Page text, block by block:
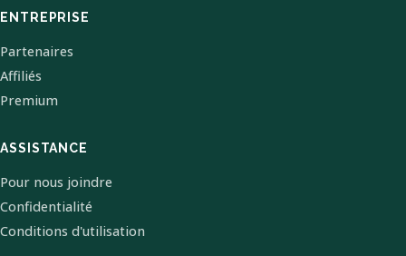
ENTREPRISE
Partenaires
Affiliés
Premium
ASSISTANCE
Pour nous joindre
Confidentialité
Conditions d'utilisation